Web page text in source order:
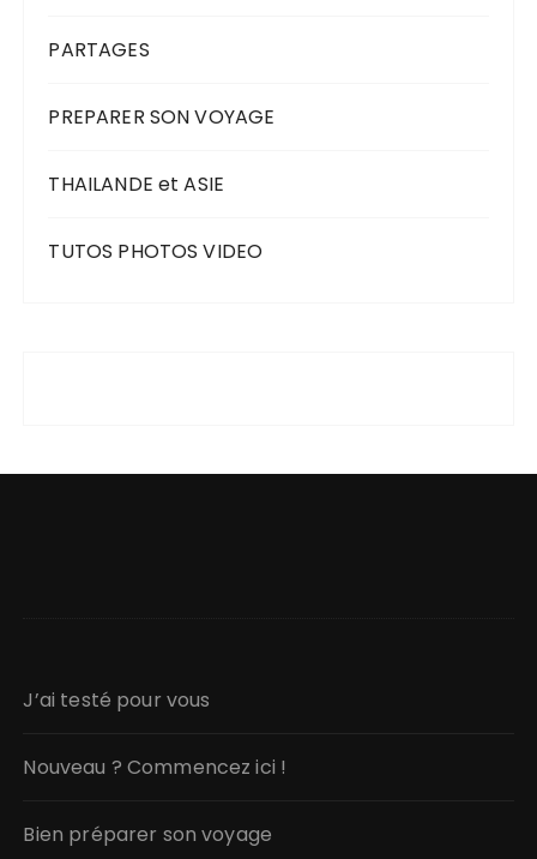
PARTAGES
PREPARER SON VOYAGE
THAILANDE et ASIE
TUTOS PHOTOS VIDEO
J’ai testé pour vous
Nouveau ? Commencez ici !
Bien préparer son voyage